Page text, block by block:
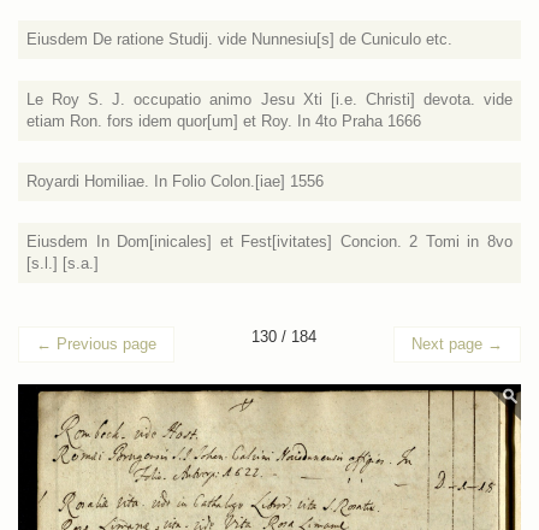
Eiusdem De ratione Studij. vide Nunnesiu[s] de Cuniculo etc.
Le Roy S. J. occupatio animo Jesu Xti [i.e. Christi] devota. vide
etiam Ron. fors idem quor[um] et Roy. In 4to Praha 1666
Royardi Homiliae. In Folio Colon.[iae] 1556
Eiusdem In Dom[inicales] et Fest[ivitates] Concion. 2 Tomi in 8vo
[s.l.] [s.a.]
← Previous page 130 / 184 Next page →